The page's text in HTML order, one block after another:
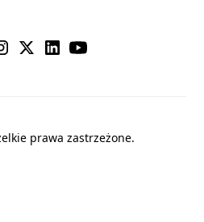
prawa zastrzeżone.